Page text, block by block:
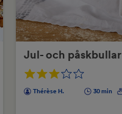
Jul- och påskbullar
Thérèse H. 30 min